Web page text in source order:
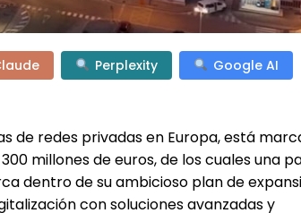
Perplexity
Google AI
de redes privadas en Europa, está
millones de euros, de los cuales una
dentro de su ambicioso plan de
con soluciones avanzadas y